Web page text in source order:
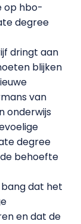
op hbo-
degree
dringt aan
blijken
van
onderwijs
degree
behoefte
dat het
en dat de